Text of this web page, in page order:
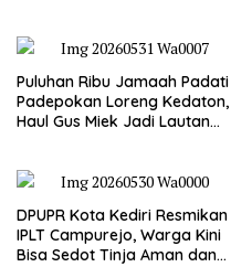
Puluhan Ribu Jamaah Padati
Padepokan Loreng Kedaton,
Haul Gus Miek Jadi Lautan
DPUPR Kota Kediri Resmikan
IPLT Campurejo, Warga Kini
Bisa Sedot Tinja Aman dan